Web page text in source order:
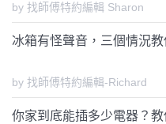
by 找師傅特約編輯 Sharon
冰箱有怪聲音，三個情況教
by 找師傅特約編輯-Richard
你家到底能插多少電器？